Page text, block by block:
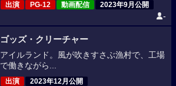
出演 PG-12 動画配信 2023年9月公開
-
ゴッズ・クリーチャー
アイルランド。風が吹きすさぶ漁村で、工場
で働きながら...
出演 2023年12月公開